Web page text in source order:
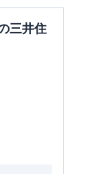
三井住